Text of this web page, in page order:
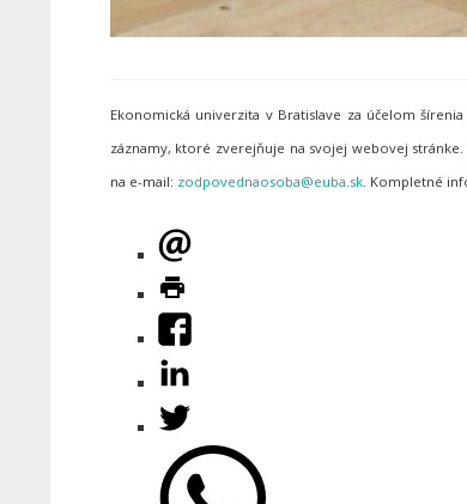
Ekonomická univerzita v Bratislave za účelom
záznamy, ktoré zverejňuje na svojej webovej
na e-mail:
. Kompletné